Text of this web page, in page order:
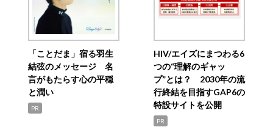
「ことだま」宿る羽生
結弦のメッセージ 名
言がもたらす心の平穏
と潤い
PR
HIV/エイズにまつわる6
つの“理解のギャッ
プ”とは？ 2030年の流
行終結を目指すGAP6の
特設サイトを公開
PR